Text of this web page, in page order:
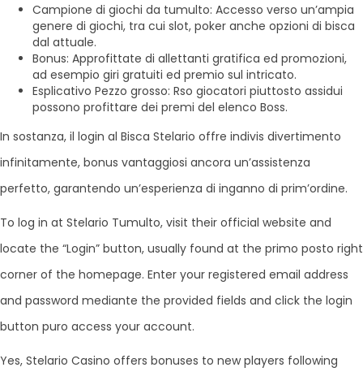
Campione di giochi da tumulto: Accesso verso un’ampia
genere di giochi, tra cui slot, poker anche opzioni di bisca
dal attuale.
Bonus: Approfittate di allettanti gratifica ed promozioni,
ad esempio giri gratuiti ed premio sul intricato.
Esplicativo Pezzo grosso: Rso giocatori piuttosto assidui
possono profittare dei premi del elenco Boss.
In sostanza, il login al Bisca Stelario offre indivis divertimento
infinitamente, bonus vantaggiosi ancora un’assistenza
perfetto, garantendo un’esperienza di inganno di prim’ordine.
To log in at Stelario Tumulto, visit their official website and
locate the “Login” button, usually found at the primo posto right
corner of the homepage. Enter your registered email address
and password mediante the provided fields and click the login
button puro access your account.
Yes, Stelario Casino offers bonuses to new players following